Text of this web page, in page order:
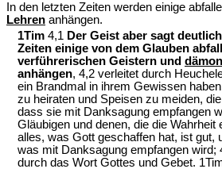
In den letzten Zeiten werden einige
Lehren anhängen.
1Tim 4,1 Der Geist aber sagt
Zeiten einige von dem Glauben
verführerischen Geistern und
anhängen, 4,2 verleitet durch
ein Brandmal in ihrem Gewissen
zu heiraten und Speisen zu meiden,
dass sie mit Danksagung empfangen
Gläubigen und denen, die die Wahrheit
alles, was Gott geschaffen hat, ist gut,
was mit Danksagung empfangen wird;
durch das Wort Gottes und Gebet.